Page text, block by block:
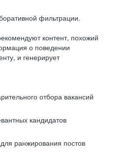
фильтрации.
контент, похожий
о поведении
и генерирует
отбора вакансий
кандидатов
ранжирования постов